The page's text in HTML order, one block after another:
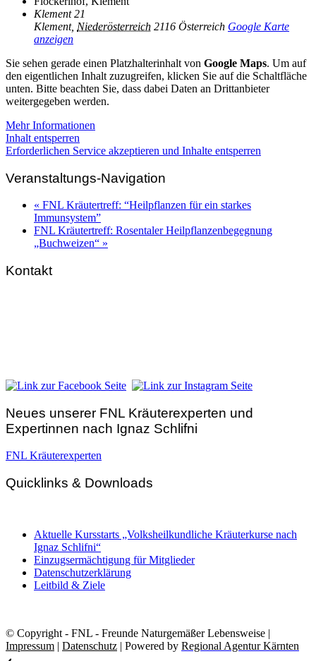
Klement 21
Klement, Niederösterreich 2116 Österreich Google Karte
anzeigen
Sie sehen gerade einen Platzhalterinhalt von Google Maps. Um auf
den eigentlichen Inhalt zuzugreifen, klicken Sie auf die Schaltfläche
unten. Bitte beachten Sie, dass dabei Daten an Drittanbieter
weitergegeben werden.
Mehr Informationen
Inhalt entsperren
Erforderlichen Service akzeptieren und Inhalte entsperren
Veranstaltungs-Navigation
« FNL Kräutertreff: “Heilpflanzen für ein starkes
Immunsystem”
FNL Kräutertreff: Rosentaler Heilpflanzenbegegnung
„Buchweizen“ »
Kontakt
Neues unserer FNL Kräuterexperten und
Expertinnen nach Ignaz Schlifni
FNL Kräuterexperten
Quicklinks & Downloads
Aktuelle Kursstarts „Volksheilkundliche Kräuterkurse nach
Ignaz Schlifni“
Einzugsermächtigung für Mitglieder
Datenschutzerklärung
Leitbild & Ziele
© Copyright - FNL - Freunde Naturgemäßer Lebensweise |
Impressum | Datenschutz | Powered by Regional Agentur Kärnten